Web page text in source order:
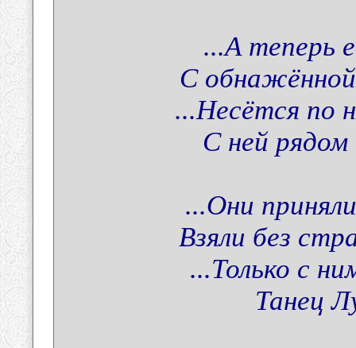
...А теперь
С
...Несётся по
С ней
...Они
Взяли без
...Только с
Танец